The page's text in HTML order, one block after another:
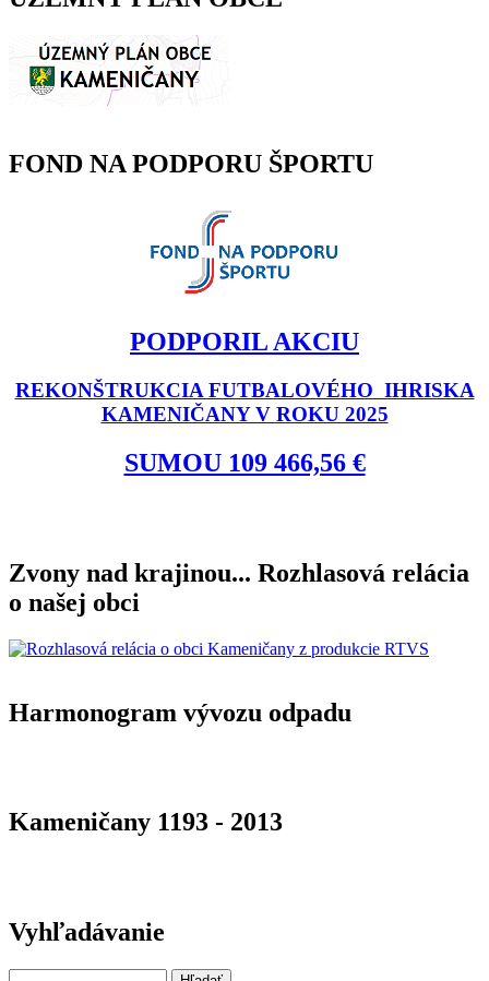
FOND NA PODPORU ŠPORTU
PODPORIL AKCIU
REKONŠTRUKCIA FUTBALOVÉHO IHRISKA
KAMENIČANY V ROKU 2025
SUMOU 109 466,56 €
Zvony nad krajinou... Rozhlasová relácia
o našej obci
Harmonogram vývozu odpadu
Kameničany 1193 - 2013
Vyhľadávanie